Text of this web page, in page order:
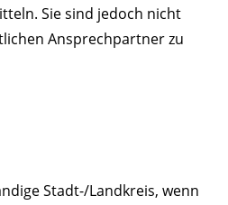
Sie sind jedoch nicht
Ansprechpartner zu
Stadt-/Landkreis, wenn